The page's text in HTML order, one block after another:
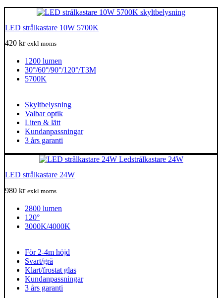
LED strålkastare 10W 5700K
420 kr exkl moms
1200 lumen
30°/60°/90°/120°/T3M
5700K
Skyltbelysning
Valbar optik
Liten & lätt
Kundanpassningar
3 års garanti
LED strålkastare 24W
980 kr exkl moms
2800 lumen
120°
3000K/4000K
För 2-4m höjd
Svart/grå
Klart/frostat glas
Kundanpassningar
3 års garanti